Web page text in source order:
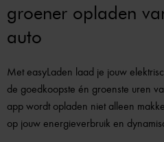
groener opladen
auto
Met easyLaden laad je jouw
de goedkoopste én groenste uren
app wordt opladen niet alleen
op jouw energieverbruik en